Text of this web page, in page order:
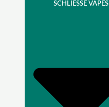
SCHLIESSE VAPES